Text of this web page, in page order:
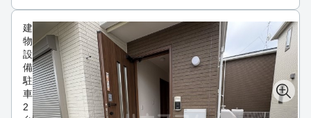
建
物
設
備
駐
車
2